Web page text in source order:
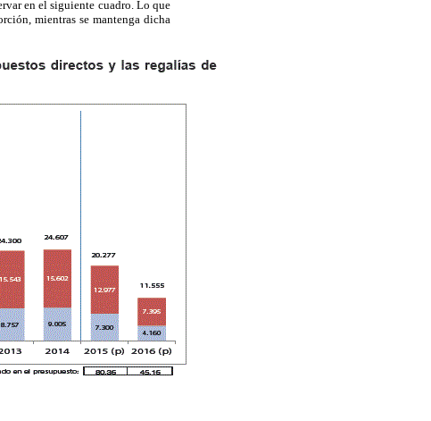
en el siguiente cuadro. Lo que
mientras se mantenga dicha